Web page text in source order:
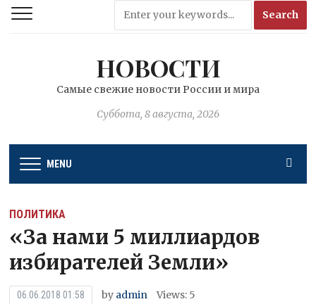
НОВОСТИ
Самые свежие новости России и мира
Суббота, 8 августа, 2026
MENU
ПОЛИТИКА
«За нами 5 миллиардов
избирателей Земли»
06.06.2018 01:58 by admin Views: 5